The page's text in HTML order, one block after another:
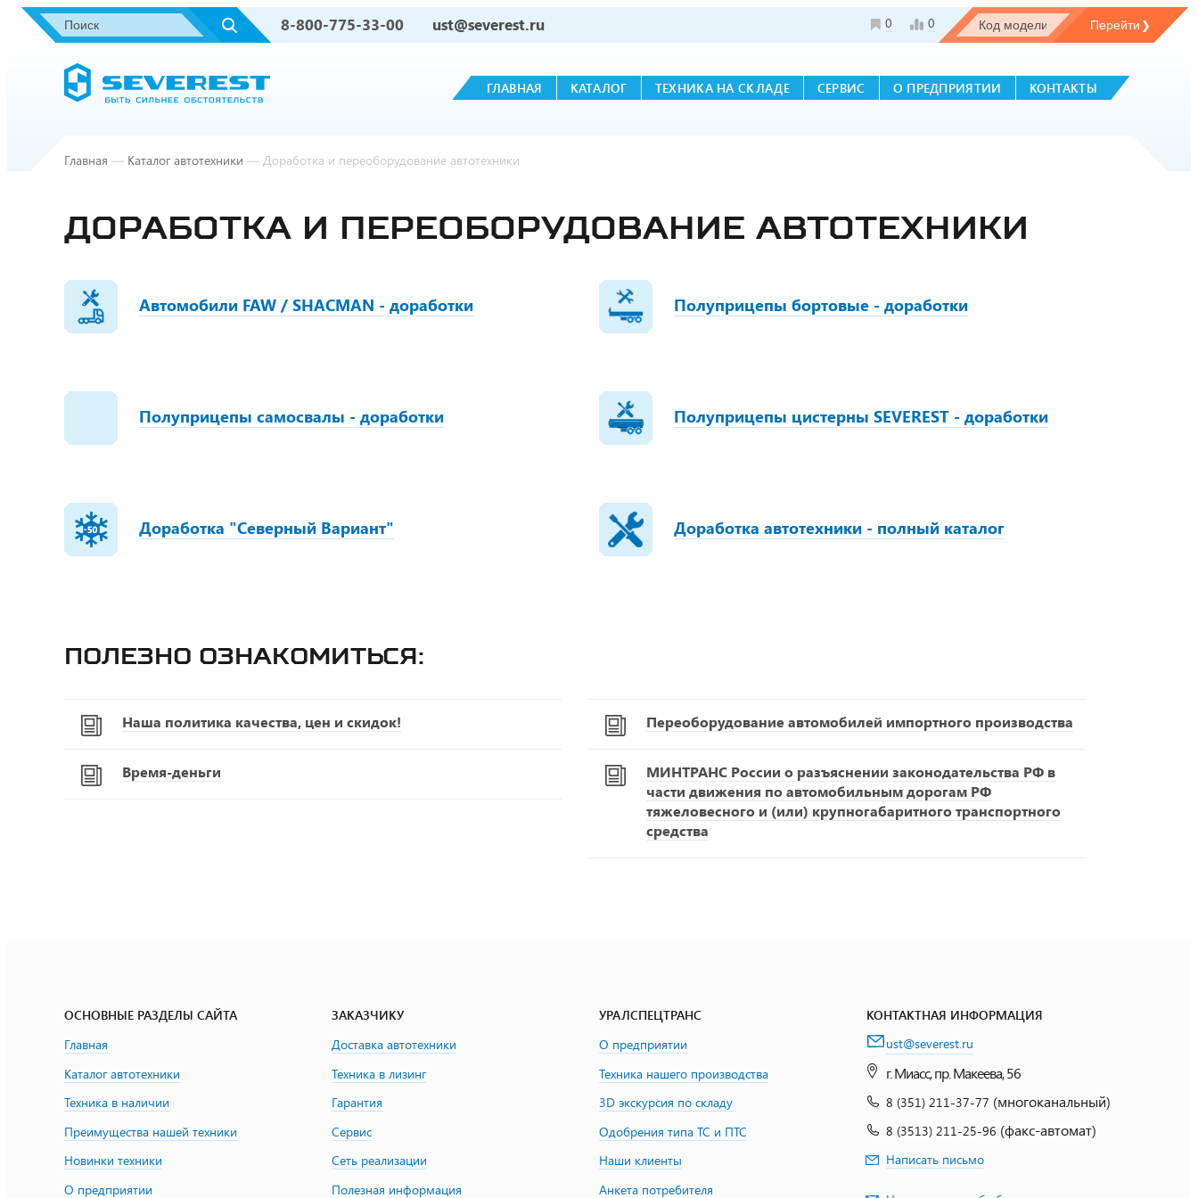
8-800-775-33-00 ust@severest.ru 0 0
ГЛАВНАЯ КАТАЛОГ ТЕХНИКА НА СКЛАДЕ СЕРВИС О ПРЕДПРИЯТИИ КОНТАКТЫ
Главная — Каталог автотехники — Доработка и переоборудование автотехники
ДОРАБОТКА И ПЕРЕОБОРУДОВАНИЕ АВТОТЕХНИКИ
Автомобили FAW / SHACMAN - доработки Полуприцепы бортовые - доработки
Полуприцепы самосвалы - доработки Полуприцепы цистерны SEVEREST - доработки
Доработка "Северный Вариант" Доработка автотехники - полный каталог
Полезно ознакомиться:
Наша политика качества, цен и скидок! Переоборудование автомобилей импортного производства
Время-деньги
МИНТРАНС России о разъяснении законодательства РФ в
части движения по автомобильным дорогам РФ
тяжеловесного и (или) крупногабаритного транспортного
средства
ОСНОВНЫЕ РАЗДЕЛЫ САЙТА
Главная
Каталог автотехники
Техника в наличии
Преимущества нашей техники
Новинки техники
О предприятии
ЗАКАЗЧИКУ
Доставка автотехники
Техника в лизинг
Гарантия
Сервис
Сеть реализации
Полезная информация
УРАЛСПЕЦТРАНС
О предприятии
Техника нашего производства
3D экскурсия по складу
Одобрения типа ТС и ПТС
Наши клиенты
Анкета потребителя
КОНТАКТНАЯ ИНФОРМАЦИЯ
ust@severest.ru
г. Миасс, пр. Макеева, 56
8 (351) 211-37-77 (многоканальный)
8 (3513) 211-25-96 (факс-автомат)
Написать письмо